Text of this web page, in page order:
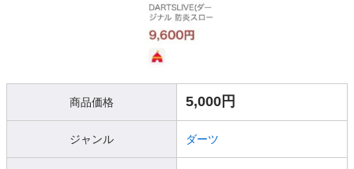
商品価格 5,000円
ジャンル ダーツ